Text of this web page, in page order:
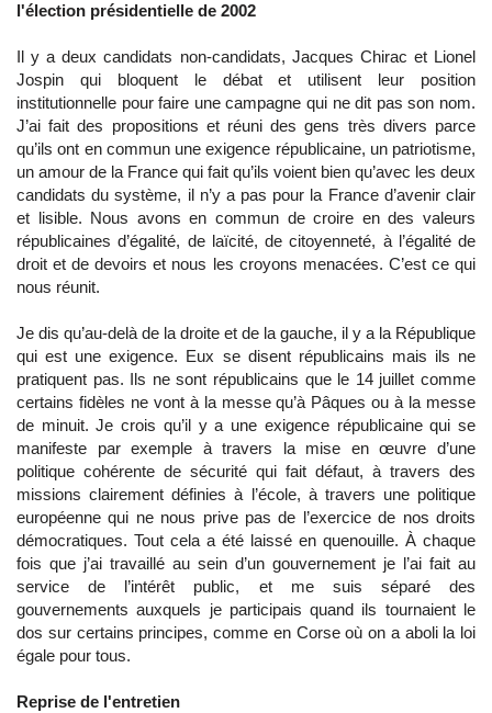
l'élection présidentielle de 2002
Il y a deux candidats non-candidats, Jacques Chirac et Lionel
Jospin qui bloquent le débat et utilisent leur position
institutionnelle pour faire une campagne qui ne dit pas son nom.
J’ai fait des propositions et réuni des gens très divers parce
qu’ils ont en commun une exigence républicaine, un patriotisme,
un amour de la France qui fait qu’ils voient bien qu’avec les deux
candidats du système, il n’y a pas pour la France d’avenir clair
et lisible. Nous avons en commun de croire en des valeurs
républicaines d’égalité, de laïcité, de citoyenneté, à l’égalité de
droit et de devoirs et nous les croyons menacées. C’est ce qui
nous réunit.
Je dis qu’au-delà de la droite et de la gauche, il y a la République
qui est une exigence. Eux se disent républicains mais ils ne
pratiquent pas. Ils ne sont républicains que le 14 juillet comme
certains fidèles ne vont à la messe qu’à Pâques ou à la messe
de minuit. Je crois qu’il y a une exigence républicaine qui se
manifeste par exemple à travers la mise en œuvre d’une
politique cohérente de sécurité qui fait défaut, à travers des
missions clairement définies à l’école, à travers une politique
européenne qui ne nous prive pas de l’exercice de nos droits
démocratiques. Tout cela a été laissé en quenouille. À chaque
fois que j’ai travaillé au sein d’un gouvernement je l’ai fait au
service de l’intérêt public, et me suis séparé des
gouvernements auxquels je participais quand ils tournaient le
dos sur certains principes, comme en Corse où on a aboli la loi
égale pour tous.
Reprise de l'entretien